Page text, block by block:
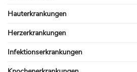
Hauterkrankungen
Herzerkrankungen
Infektionserkrankungen